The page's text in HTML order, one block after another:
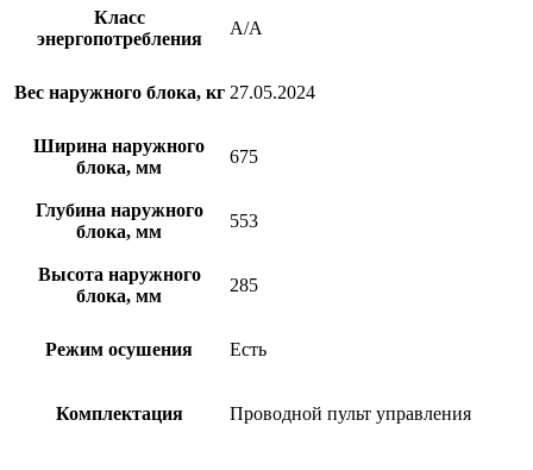
Класс
энергопотребления
A/A
Вес наружного блока, кг 27.05.2024
Ширина наружного
блока, мм
675
Глубина наружного
блока, мм
553
Высота наружного
блока, мм
285
Режим осушения Есть
Комплектация Проводной пульт управления